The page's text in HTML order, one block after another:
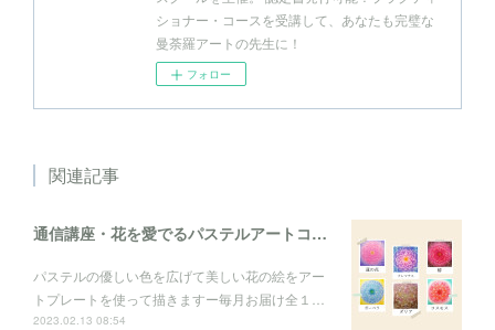
ショナー・コースを受講して、あなたも完璧な
曼荼羅アートの先生に！
フォロー
関連記事
通信講座・花を愛でるパステルアートコレクション
パステルの優しい色を広げて美しい花の絵をアー
トプレートを使って描きますー毎月お届け全１…
2023.02.13 08:54